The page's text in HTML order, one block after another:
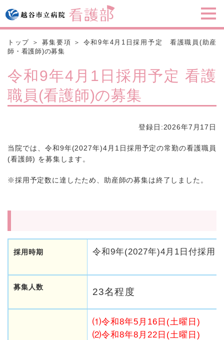
トップ 募集要項
令和9年4月1日採用予定 看護職員(助産
師・看護師)の募集
令和9年4月1日採用予定 看護
職員(看護師)の募集
登録日:2026年7月17日
当院では、令和9年(2027年)4月1日採用予定の常勤の看護職員
(看護師) を募集します。
※採用予定数に達したため、助産師の募集は終了しました。
採用時期 令和9年(2027年)4月1日付採用
募集人数 23名程度
⑴令和8年5月16日(土曜日)
⑵令和8年8月22日(土曜日)